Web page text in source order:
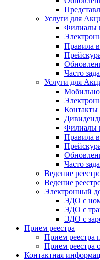
Услуги для
Филиалы
Правила
Часто
Услуги для
Филиалы
Правила
Часто
Ведение
Ведение
Электронный
ЭДО с
ЭДО с
ЭДО с
Прием реестра
Прием реестра
Прием реестра
Контактная